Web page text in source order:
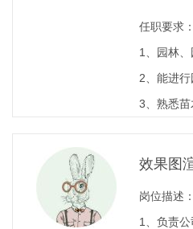
任职要求：
1、园林
2、能进
3、熟悉
效果图
岗位描述：
1、负责公